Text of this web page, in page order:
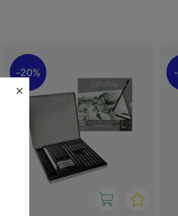
20%